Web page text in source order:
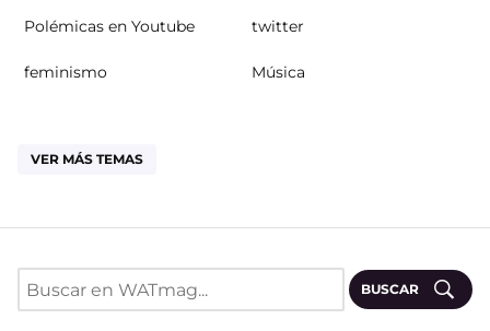
Polémicas en Youtube twitter
feminismo Música
VER MÁS TEMAS
BUSCAR